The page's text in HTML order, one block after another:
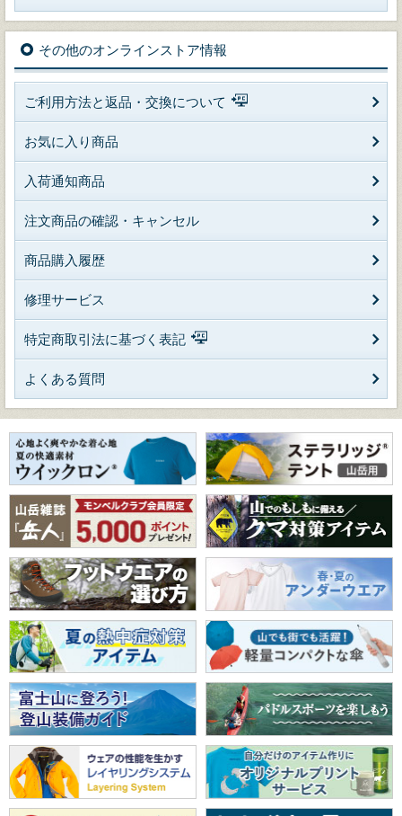
その他のオンラインストア情報
ご利用方法と返品・交換について
お気に入り商品
入荷通知商品
注文商品の確認・キャンセル
商品購入履歴
修理サービス
特定商取引法に基づく表記
よくある質問